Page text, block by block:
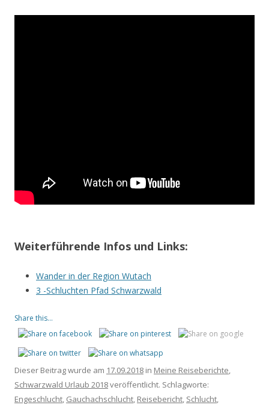
Weiterführende Infos und Links:
Wander in der Region Wutach
3 -Schluchten Pfad Schwarzwald
Share this...
Dieser Beitrag wurde am 17.09.2018 in Meine Reiseberichte,
Schwarzwald Urlaub 2018veröffentlicht. Schlagworte:
Engeschlucht, Gauchachschlucht, Reisebericht, Schlucht,